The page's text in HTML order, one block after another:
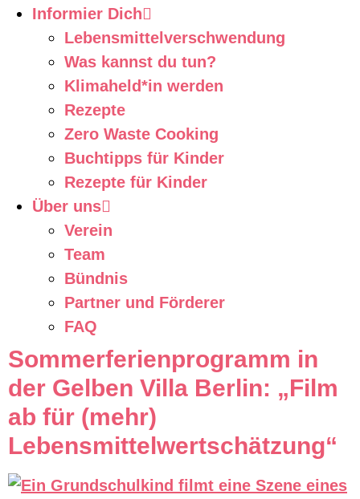
Informier Dich
Lebensmittelverschwendung
Was kannst du tun?
Klimaheld*in werden
Rezepte
Zero Waste Cooking
Buchtipps für Kinder
Rezepte für Kinder
Über uns
Verein
Team
Bündnis
Partner und Förderer
FAQ
Sommerferienprogramm in
der Gelben Villa Berlin: „Film
ab für (mehr)
Lebensmittelwertschätzung“